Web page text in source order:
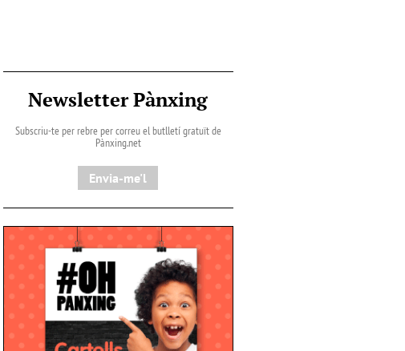
Newsletter Pànxing
Subscriu-te per rebre per correu el butlletí gratuït de
Pànxing.net​
Envia-me'l